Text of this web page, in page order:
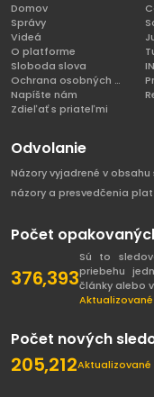
Domov
Správy
Videá
O platforme
Sloboda slova
Ochrana osobných údajov
Napíšte nám
Zdieľať s priateľmi
Odvolanie
Názory vyjadrené v
názory a presvedčenia
Počet
376,393
Sú to
priebehu
články alebo
Počet nových
205,212Aktualizované